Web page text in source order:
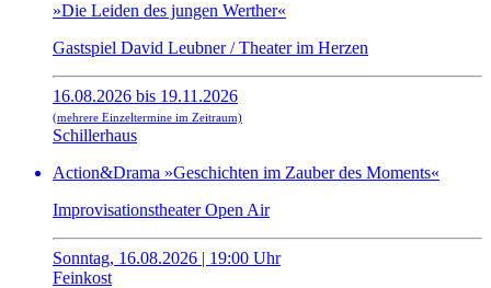
»Die Leiden des jungen Werther«
Gastspiel David Leubner / Theater im Herzen
16.08.2026 bis 19.11.2026
(mehrere Einzeltermine im Zeitraum)
Schillerhaus
Action&Drama »Geschichten im Zauber des Moments«
Improvisationstheater Open Air
Sonntag, 16.08.2026 | 19:00 Uhr
Feinkost